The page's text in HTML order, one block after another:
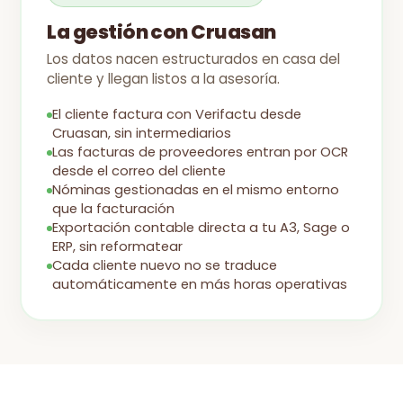
La gestión con Cruasan
Los datos nacen estructurados en casa del
cliente y llegan listos a la asesoría.
El cliente factura con Verifactu desde
Cruasan, sin intermediarios
Las facturas de proveedores entran por OCR
desde el correo del cliente
Nóminas gestionadas en el mismo entorno
que la facturación
Exportación contable directa a tu A3, Sage o
ERP, sin reformatear
Cada cliente nuevo no se traduce
automáticamente en más horas operativas